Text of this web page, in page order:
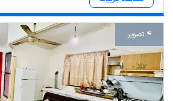
4 تصویر